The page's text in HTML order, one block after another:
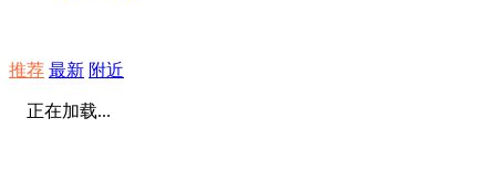
推荐 最新 附近
正在加载...